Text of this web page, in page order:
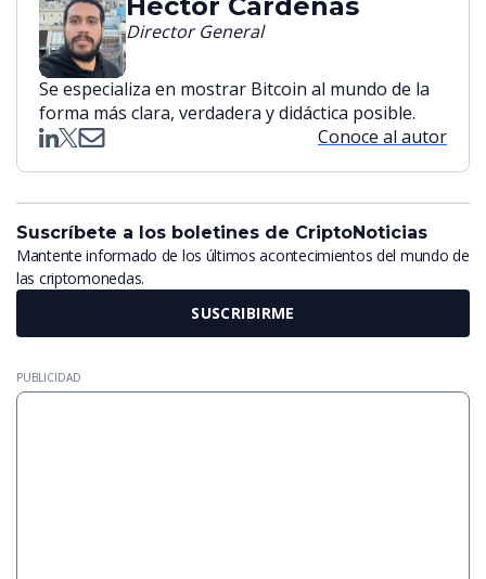
Director General
Se especializa en mostrar Bitcoin al mundo de la
forma más clara, verdadera y didáctica posible.
Conoce al autor
Suscríbete a los boletines de CriptoNoticias
Mantente informado de los últimos acontecimientos del mundo de
las criptomonedas.
SUSCRIBIRME
PUBLICIDAD